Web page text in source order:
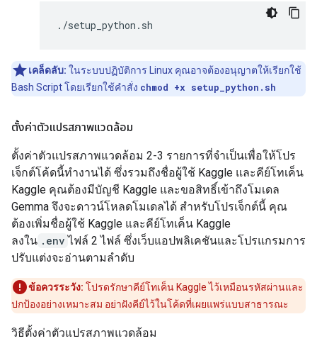
เคล็ดลับ: ในระบบปฏิบัติการ Linux คุณอาจต้องอนุญาตให้เรียกใช้
Bash Script โดยเรียกใช้คำสั่ง chmod +x setup_python.sh
ตั้งค่าตัวแปรสภาพแวดล้อม
ตั้งค่าตัวแปรสภาพแวดล้อม 2-3 รายการที่จําเป็นเพื่อให้โปร
เจ็กต์โค้ดนี้ทํางานได้ ซึ่งรวมถึงชื่อผู้ใช้ Kaggle และคีย์โทเค็น
Kaggle คุณต้องมีบัญชี Kaggle และขอสิทธิ์เข้าถึงโมเดล
Gemma จึงจะดาวน์โหลดโมเดลได้ สําหรับโปรเจ็กต์นี้ คุณ
ต้องเพิ่มชื่อผู้ใช้ Kaggle และคีย์โทเค็น Kaggle
ลงใน .env ไฟล์ 2 ไฟล์ ซึ่งเว็บแอปพลิเคชันและโปรแกรมการ
ปรับแต่งจะอ่านตามลําดับ
ข้อควรระวัง: โปรดรักษาคีย์โทเค็น Kaggle ไว้เหมือนรหัสผ่านและ
ปกป้องอย่างเหมาะสม อย่าฝังคีย์ไว้ในโค้ดที่เผยแพร่แบบสาธารณะ
วิธีตั้งค่าตัวแปรสภาพแวดล้อม